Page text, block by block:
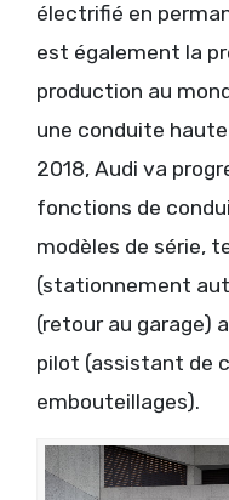
électrifié en
est également la
production au
une conduite
2018, Audi va
fonctions de
modèles de série,
(stationnement
(retour au garage)
pilot (assistant de
embouteillages).